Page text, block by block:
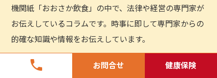
phone お問合せ 健康保険
機関紙「おおさか飲食」の中で、法律や経営の専門家が
お伝えしているコラムです。時事に即して専門家からの
的確な知識や情報をお伝えしています。